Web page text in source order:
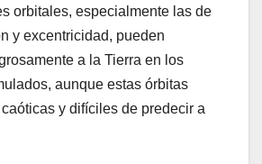
orbitales, especialmente las de
y excentricidad, pueden
a la Tierra en los
aunque estas órbitas
y difíciles de predecir a